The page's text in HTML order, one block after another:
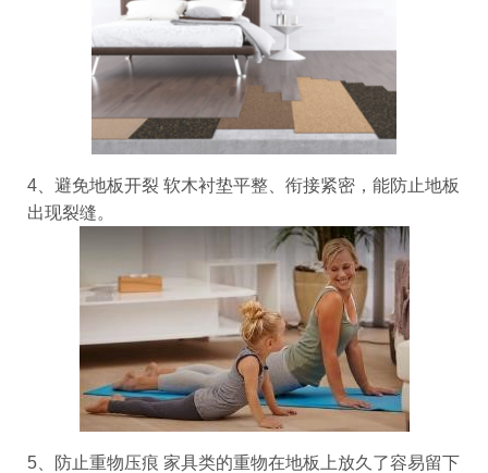
4、避免地板开裂 软木衬垫平整、衔接紧密，能防止地板
出现裂缝。
5、防止重物压痕 家具类的重物在地板上放久了容易留下